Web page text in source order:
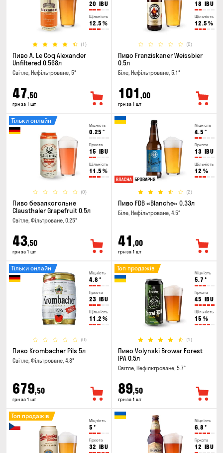
20 IBU
Щільність
12.5 %
(1)
Пиво A. Le Coq Alexander
Unfiltered 0.568л
Світле, Нефільтроване, 5°
47,50
грн за 1 шт
18 IBU
Щільність
12.5 %
(0)
Пиво Franziskaner Weissbier
0.5л
Біле, Нефільтроване, 5.1°
101 ,00
грн за 1 шт
Міцність
0.25 °
Гіркота
15 IBU
Щільність
11.5 %
(0)
Тільки онлайн
Пиво безалкогольне
Clausthaler Grapefruit 0.5л
Світле, Фільтроване, 0.25°
43,50
грн за 1 шт
Міцність
4.5 °
Гіркота
13 IBU
Щільність
12 %
(2)
Пиво FDB «Blanche» 0.33л
Біле, Нефільтроване, 4.5°
41 ,00
грн за 1 шт
Міцність
4.8 °
Гіркота
23 IBU
Щільність
11.2 %
(0)
Тільки онлайн
Пиво Krombacher Pils 5л
Світле, Фільтроване, 4.8°
679,50
грн за 1 шт
Міцність
5.7 °
Гіркота
45 IBU
Щільність
15 %
(1)
Топ продажів
Пиво Volynski Browar Forest
IPA 0.5л
Світле, Нефільтроване, 5.7°
89,50
грн за 1 шт
Міцність
5 °
Гіркота
32 IBU
Топ продажів
Міцність
6.8 °
Гіркота
12 IBU